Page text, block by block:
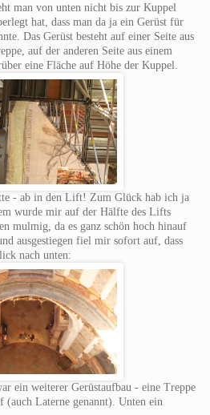
man von unten nicht bis zur Kuppel
hat, dass man da ja ein Gerüst für
Das Gerüst besteht auf einer Seite aus
auf der anderen Seite aus einem
eine Fläche auf Höhe der Kuppel.
- ab in den Lift! Zum Glück hab ich ja
wurde mir auf der Hälfte des Lifts
mulmig, da es ganz schön hoch hinauf
ausgestiegen fiel mir sofort auf, dass
nach unten:
ein weiterer Gerüstaufbau - eine Treppe
(auch Laterne genannt). Unten ein